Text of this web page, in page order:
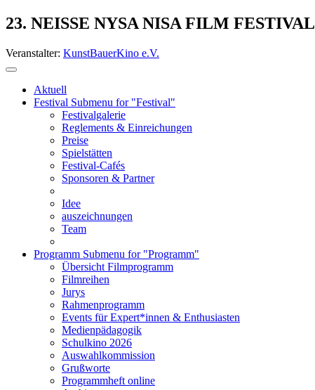
23. NEISSE NYSA NISA FILM FESTIVAL
Veranstalter: KunstBauerKino e.V.
Aktuell
Festival Submenu for "Festival"
Festivalgalerie
Reglements & Einreichungen
Preise
Spielstätten
Festival-Cafés
Sponsoren & Partner
Idee
auszeichnungen
Team
Programm Submenu for "Programm"
Übersicht Filmprogramm
Filmreihen
Jurys
Rahmenprogramm
Events für Expert*innen & Enthusiasten
Medienpädagogik
Schulkino 2026
Auswahlkommission
Grußworte
Programmheft online